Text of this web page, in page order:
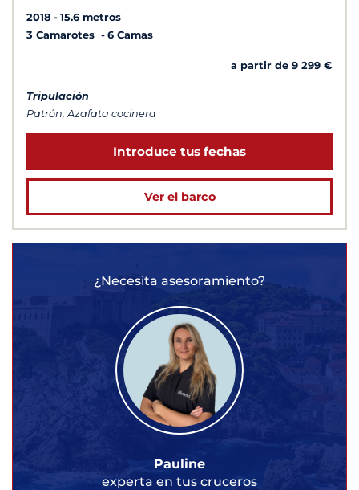
2018
15.6 metros
3 Camarotes
6 Camas
a partir de 9 299 €
Tripulación
Patrón, Azafata cocinera
Introduce tus fechas
Ver el barco
¿Necesita asesoramiento?
Pauline
experta en tus cruceros